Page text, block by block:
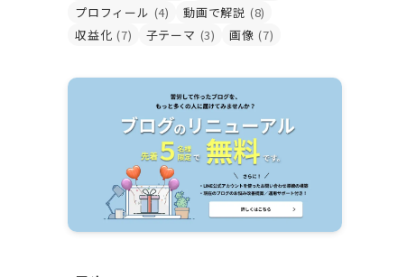
プロフィール (4) 動画で解説 (8)
収益化 (7) 子テーマ (3) 画像 (7)